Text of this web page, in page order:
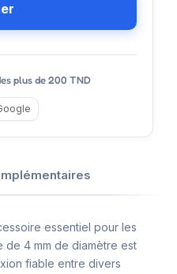
plus de 200 TND
essentiel pour les
de 4 mm de diamètre est
fiable entre divers